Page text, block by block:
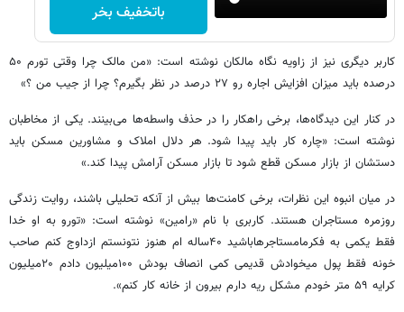
باتخفیف بخر
کاربر دیگری نیز از زاویه نگاه مالکان نوشته است: «من مالک چرا وقتی تورم ۵۰
درصده باید میزان افزایش اجاره رو ۲۷ درصد در نظر بگیرم؟ چرا از جیب من ؟»
در کنار این دیدگاه‌ها، برخی راهکار را در حذف واسطه‌ها می‌بینند. یکی از مخاطبان
نوشته است: «چاره کار باید پیدا شود. هر دلال املاک و مشاورین مسکن باید
دستشان از بازار مسکن قطع شود تا بازار مسکن آرامش پیدا کند.»
در میان انبوه این نظرات، برخی کامنت‌ها بیش از آنکه تحلیلی باشند، روایت زندگی
روزمره مستاجران هستند. کاربری با نام «رامین» نوشته است: «تورو به او خدا
فقط یکمی به فکرمامستاجرهاباشید ۴۰ساله ام هنوز نتونستم ازداوج کنم صاحب
خونه فقط پول میخوادش قدیمی کمی انصاف بودش ۱۰۰میلیون دادم ۲۰میلیون
کرایه ۵۹ متر خودم مشکل ریه دارم بیرون از خانه کار کنم».